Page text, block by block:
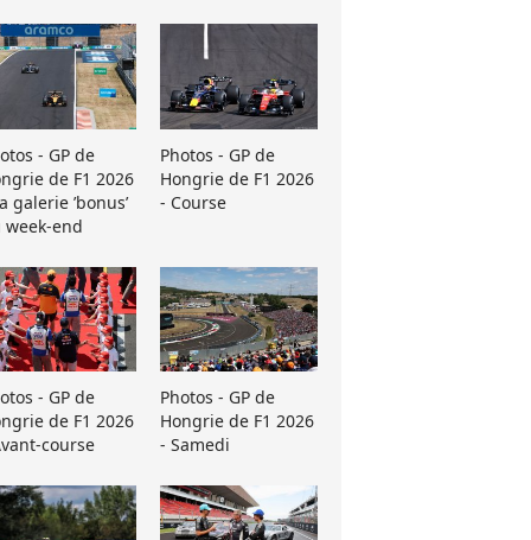
- GP de
de F1 2026
galerie ’bonus’
week-end
Photos - GP de
Hongrie de F1 2026
- Course
- GP de
de F1 2026
course
Photos - GP de
Hongrie de F1 2026
- Samedi